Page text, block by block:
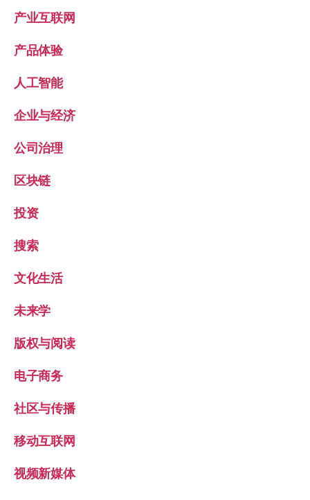
产业互联网
产品体验
人工智能
企业与经济
公司治理
区块链
投资
搜索
文化生活
未来学
版权与阅读
电子商务
社区与传播
移动互联网
视频新媒体